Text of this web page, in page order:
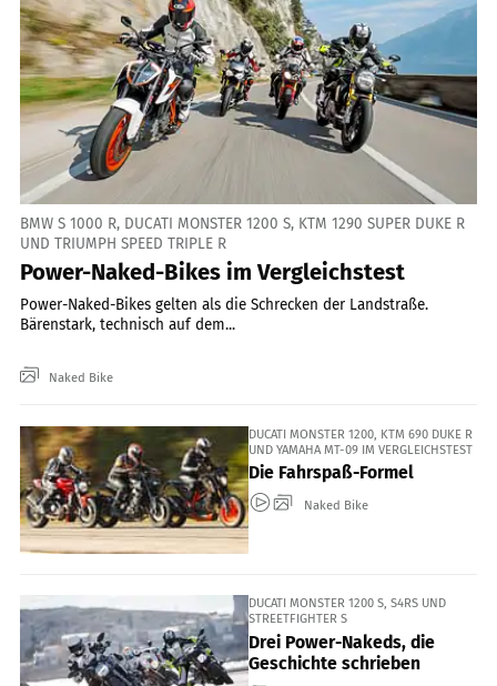
BMW S 1000 R, DUCATI MONSTER 1200 S, KTM 1290 SUPER DUKE R
UND TRIUMPH SPEED TRIPLE R
Power-Naked-Bikes im Vergleichstest
Power-Naked-Bikes gelten als die Schrecken der Landstraße.
Bärenstark, technisch auf dem...
Naked Bike
DUCATI MONSTER 1200, KTM 690 DUKE R
UND YAMAHA MT-09 IM VERGLEICHSTEST
Die Fahrspaß-Formel
Naked Bike
DUCATI MONSTER 1200 S, S4RS UND
STREETFIGHTER S
Drei Power-Nakeds, die
Geschichte schrieben